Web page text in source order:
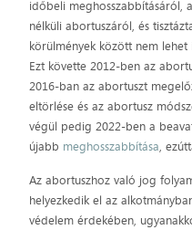
időbeli meghosszabbításáról,
nélküli abortuszáról, és
körülmények között nem lehet
Ezt követte 2012-ben az
2016-ban az abortuszt
eltörlése és az abortusz
végül pedig 2022-ben a
újabb meghosszabbítása,
Az abortuszhoz való jog
helyezkedik el az
védelem érdekében,